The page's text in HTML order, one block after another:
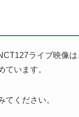
ライブ映像
ています。
てください。